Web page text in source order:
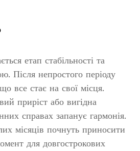
етап стабільності та
Після непростого періоду
все стає на свої місця.
приріст або вигідна
справах запанує гармонія.
місяців почнуть приносити
для довгострокових